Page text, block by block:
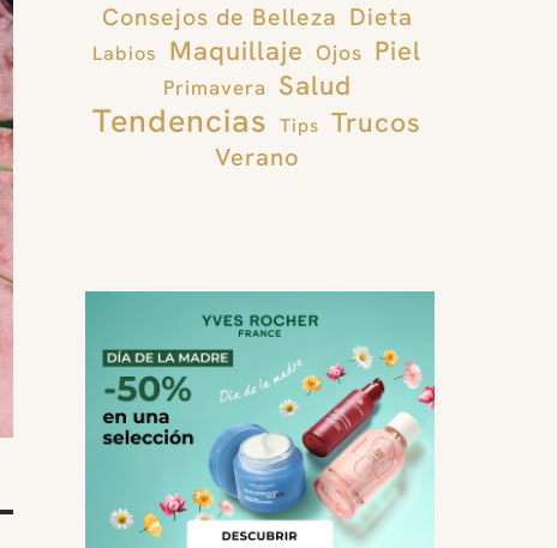
Consejos de Belleza Dieta
Labios Maquillaje Ojos Piel
Primavera Salud
Tendencias Tips Trucos
Verano